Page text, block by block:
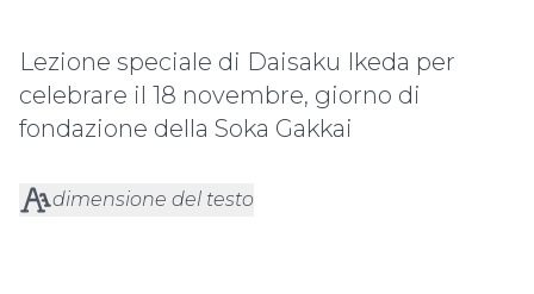
Lezione speciale di Daisaku Ikeda per
celebrare il 18 novembre, giorno di
fondazione della Soka Gakkai
dimensione del testo